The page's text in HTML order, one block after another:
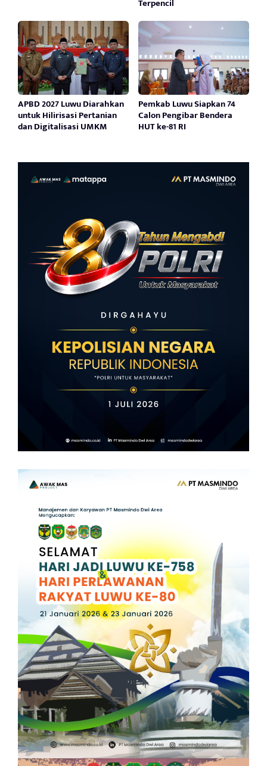
Terpencil
APBD 2027 Luwu Diarahkan
untuk Hilirisasi Pertanian
dan Digitalisasi UMKM
Pemkab Luwu Siapkan 74
Calon Pengibar Bendera
HUT ke-81 RI